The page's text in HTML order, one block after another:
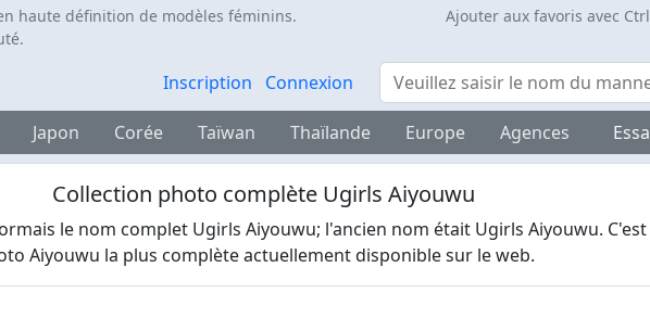
haute définition de modèles féminins.
Ajouter aux favoris avec
Inscription Connexion Rechercher
Japon Corée Taïwan Thaïlande Europe Agences
Collection photo complète Ugirls Aiyouwu
le nom complet Ugirls Aiyouwu; l'ancien nom était Ugirls Aiyouwu.
Aiyouwu la plus complète actuellement disponible sur le web.